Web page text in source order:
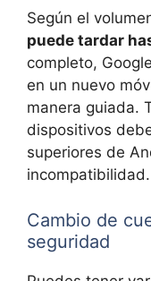
Según el
puede tardar
completo,
en un nuevo
manera guiada.
dispositivos
superiores de
incompatibilidad.
Cambio de
seguridad